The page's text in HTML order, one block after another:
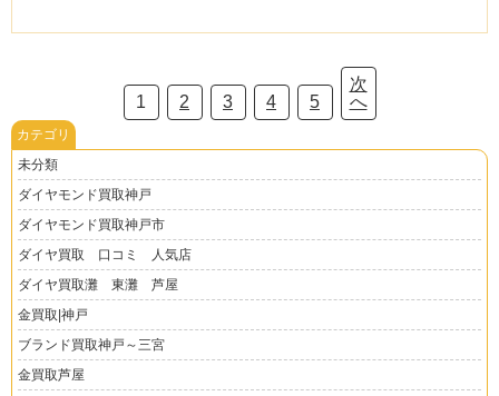
1 2 3 4 5
次
へ
カテゴリ
未分類
ダイヤモンド買取神戸
ダイヤモンド買取神戸市
ダイヤ買取 口コミ 人気店
ダイヤ買取灘 東灘 芦屋
金買取|神戸
ブランド買取神戸～三宮
金買取芦屋